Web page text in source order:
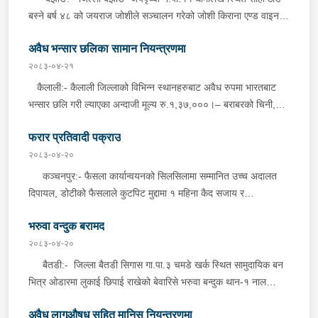
बस्ने बर्ष ४८ को जयराज जोशीले सञ्चालन गरेको जोशी किराना एण्ड वाइन
पदार्थ, तौल गर्ने हाते तराजु थान-१ र नगद रु.१२,४००।- सहित बुधबार
दिउँसो प्रहरीले पक्राउ गरेको छ । जिल्ला प्रहरी कार्यालय बझाङबाट
खटिएको प्रहरी टोलीले निजले सञ्चालन गरेको पसलमा खानतलासी गर्दा
पसल भित्र लुकाई छिपाई राखेको अवस्थामा उक्त पदार्थ फेला पारी पक्राउ
अवैध भन्सार छलिका सामान नियन्त्रणमा
२०८३-०४-२१
कैलाली:- कैलाली जिल्लाको विभिन्न स्थानहरुबाट अवैध रुपमा भारतबाट
भन्सार छलि गरी ल्याएका अन्दाजी मूल्य रु.१,३७,०००।– बराबरको चिनी,
जिल्ला प्रहरी कार्यालय कैलाली तथा मातहत कार्यालयबाट खटिएको प्रहरीले
बेवारिसे अवस्थामा फेला पारी आवश्यक प्रक्रिया पुरा गरी नियन्त्रणमा लिएको
छ । कञ्चनपुर:- कञ्चनपुर जिल्लाको विभिन्न स्थानहरुबाट अवैध रुपमा
भारतबाट भन्सार छलि गरी ल्याएका अन्दाजी मूल्य रु.२९,६००।– बराबरको
बुधबार जिल्ला प्रहरी कार्यालय कञ्चनपुर मातहत कार्यालयबाट खटिएको
प्रहरीले बेवारिसे अवस्थामा फेला पारी आवश्यक प्रक्रिया पुरा गरी
नियन्त्रणमा लिएको छ ।
फरार प्रतिवादी पक्राउ
२०८३-०४-२०
कञ्चनपुर:- फैसला कार्यान्वयनको सिलसिलामा सम्मानित उच्च अदालत
दिपायल, डोटीको फैसलाले कुटपिट मुद्दामा १ महिना कैद सजाय र
बस्ने वर्ष ५४ को दुर्गा दत्त जोशी र ऐ. देखतभुली बस्ने वर्ष ४० को गोबिन्द्र
अवस्थीलाई इलाका प्रहरी कार्यालय झलारी, समेतबाट खटिएको प्रहरीले
मंगलबार पक्राउ गरेको छ ।
भरुवा वन्दुक बरामद
२०८३-०४-२०
बैतडी:- जिल्ला बैतडी सिगास गा.पा.३ चमडे खर्क स्थित सामुदायिक बन
भित्र ओडारमा लुकाई छिपाई राखेको बेवारिसे भरुवा बन्दुक थान-१ नाल
चौकी गाँजरी, बैतडीबाट खटिएको प्रहरीले उक्त ओडारमा लुकाई छिपाई
अवैध लागूऔषध सहित मानिस नियन्त्रणमा